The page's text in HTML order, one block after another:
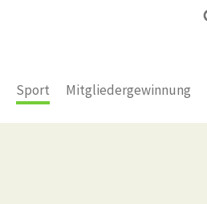
Sport Mitgliedergewinnung